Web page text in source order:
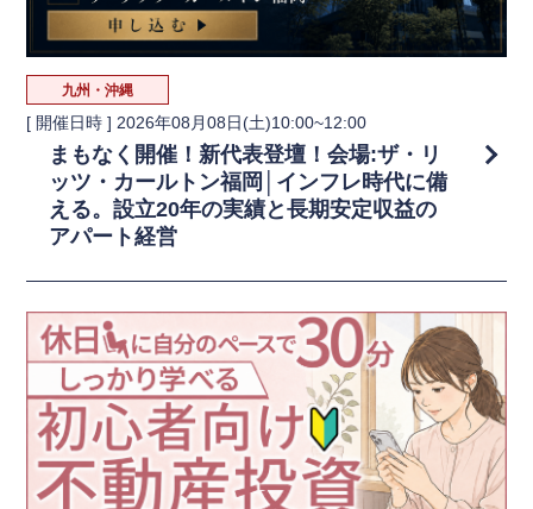
九州・沖縄
[ 開催日時 ] 2026年08月08日(土)10:00~12:00
まもなく開催！新代表登壇！会場:ザ・リ
ッツ・カールトン福岡│インフレ時代に備
える。設立20年の実績と長期安定収益の
アパート経営